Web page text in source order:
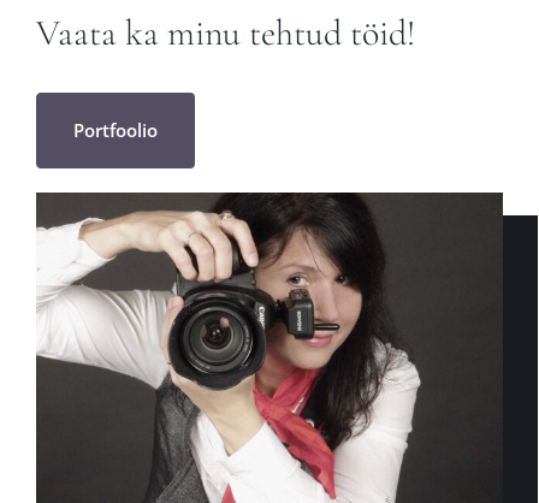
Vaata ka minu tehtud töid!
Portfoolio